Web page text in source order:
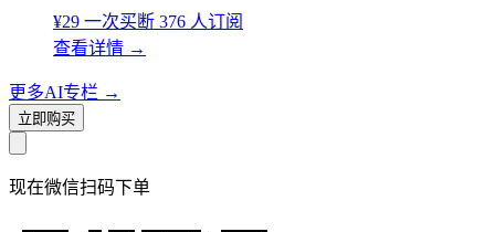
¥29 一次买断 376 人订阅
查看详情 →
更多AI专栏 →
立即购买
现在微信扫码下单